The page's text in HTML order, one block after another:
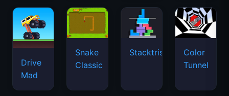
Drive
Mad
Snake
Classic
Stacktris
Color
Tunnel